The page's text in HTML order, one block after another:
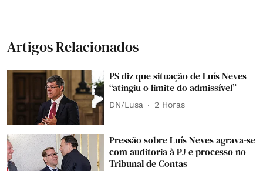
Artigos Relacionados
PS diz que situação de Luís Neves
“atingiu o limite do admissível”
DN/Lusa 2 Horas
Pressão sobre Luís Neves agrava-se
com auditoria à PJ e processo no
Tribunal de Contas